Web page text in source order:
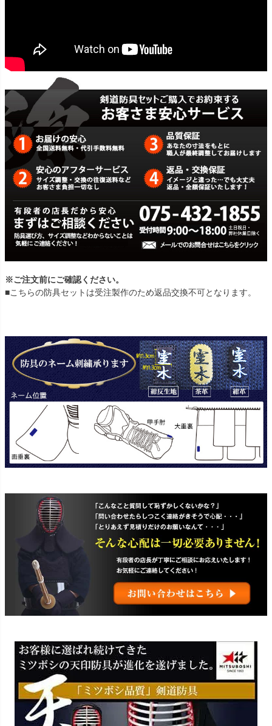
※ご注文前にご確認ください。
■こちらの防具セットは受注製作のため返品交換不可となります。